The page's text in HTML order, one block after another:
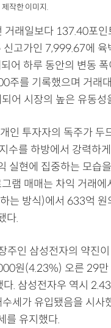
작한 이미지.
래일보다 137.40포
고가인 7,999.67에 육
어 하루 동안의 변동
주를 기록했으며 거래
어 시장의 높은 유동성
인 투자자의 독주가 두
수를 하방에서 강력하
실현에 집중하는 모습
램 매매는 차익 거래
는 방식)에서 633억
다.
주인 삼성전자의 약진
원(4.23%) 오른 29
. 삼성전자우 역시
세가 유입됐음을 시
를 유지했다.